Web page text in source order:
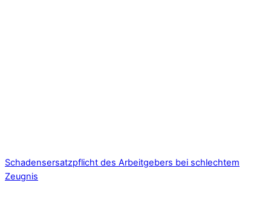
Schadensersatzpflicht des Arbeitgebers bei schlechtem
Zeugnis